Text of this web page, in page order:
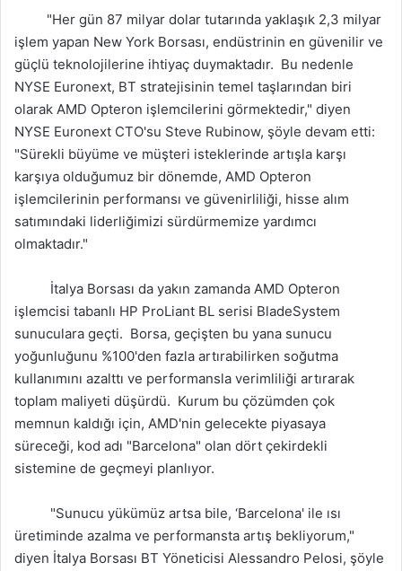
"Her gün 87 milyar dolar tutarında yaklaşık 2,3 milyar
işlem yapan New York Borsası, endüstrinin en güvenilir ve
güçlü teknolojilerine ihtiyaç duymaktadır. Bu nedenle
NYSE Euronext, BT stratejisinin temel taşlarından biri
olarak AMD Opteron işlemcilerini görmektedir," diyen
NYSE Euronext CTO'su Steve Rubinow, şöyle devam etti:
"Sürekli büyüme ve müşteri isteklerinde artışla karşı
karşıya olduğumuz bir dönemde, AMD Opteron
işlemcilerinin performansı ve güvenirliliği, hisse alım
satımındaki liderliğimizi sürdürmemize yardımcı
olmaktadır."
İtalya Borsası da yakın zamanda AMD Opteron
işlemcisi tabanlı HP ProLiant BL serisi BladeSystem
sunuculara geçti. Borsa, geçişten bu yana sunucu
yoğunluğunu %100'den fazla artırabilirken soğutma
kullanımını azalttı ve performansla verimliliği artırarak
toplam maliyeti düşürdü. Kurum bu çözümden çok
memnun kaldığı için, AMD'nin gelecekte piyasaya
süreceği, kod adı "Barcelona" olan dört çekirdekli
sistemine de geçmeyi planlıyor.
"Sunucu yükümüz artsa bile, ‘Barcelona' ile ısı
üretiminde azalma ve performansta artış bekliyorum,"
diyen İtalya Borsası BT Yöneticisi Alessandro Pelosi, şöyle